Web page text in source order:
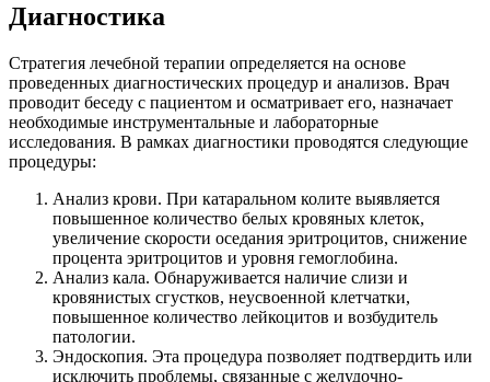
Диагностика
Стратегия лечебной терапии определяется на основе
проведенных диагностических процедур и анализов. Врач
проводит беседу с пациентом и осматривает его, назначает
необходимые инструментальные и лабораторные
исследования. В рамках диагностики проводятся следующие
процедуры:
Анализ крови. При катаральном колите выявляется
повышенное количество белых кровяных клеток,
увеличение скорости оседания эритроцитов, снижение
процента эритроцитов и уровня гемоглобина.
Анализ кала. Обнаруживается наличие слизи и
кровянистых сгустков, неусвоенной клетчатки,
повышенное количество лейкоцитов и возбудитель
патологии.
Эндоскопия. Эта процедура позволяет подтвердить или
исключить проблемы, связанные с желудочно-